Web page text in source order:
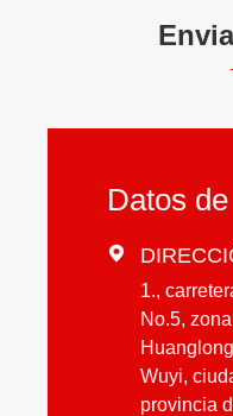
Datos

1.,
No.5,
Wuyi,
provincia